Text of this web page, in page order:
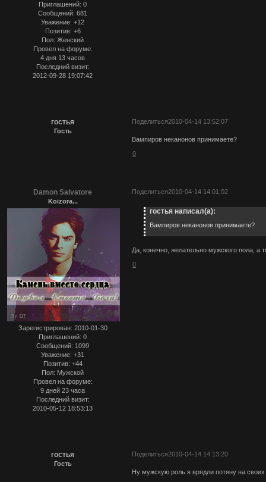
Приглашений: 0
Сообщений: 681
Уважение: +12
Позитив: +6
Пол: Женский
Провел на форуме:
4 дня 13 часов
Последний визит:
2012-09-28 19:07:42
Поделиться2010-04-14 13:52:07
гостья
Гость
Вампиров неканонов принимаете?
0
Поделиться2010-04-14 14:01:02
Damon Salvatore
Koizora...
Зарегистрирован: 2010-01-30
Приглашений: 0
Сообщений: 1099
Уважение: +31
Позитив: +44
Пол: Мужской
Провел на форуме:
9 дней 23 часа
Последний визит:
2010-05-12 18:53:13
гостья написал(а):
Вампиров неканонов принимаете?
Да, конечно, желательно мужского пола, а
0
Поделиться2010-04-14 14:13:20
гостья
Гость
Ну мужскую роль я врядли потяну на